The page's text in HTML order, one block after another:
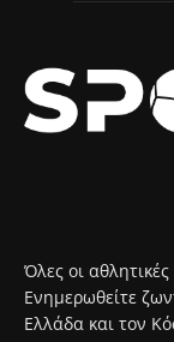
Όλες οι
Ενημερωθείτε
Ελλάδα και τον